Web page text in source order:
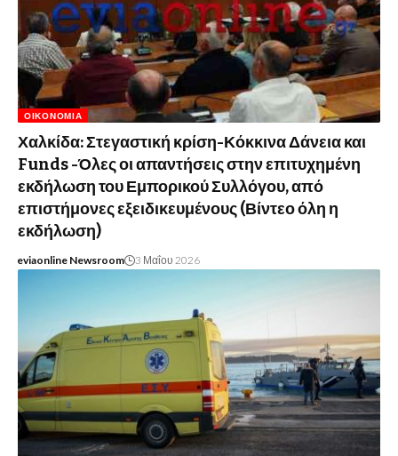
ΟΙΚΟΝΟΜΊΑ
Χαλκίδα: Στεγαστική κρίση-Κόκκινα Δάνεια και
Funds -Όλες οι απαντήσεις στην επιτυχημένη
εκδήλωση του Εμπορικού Συλλόγου, από
επιστήμονες εξειδικευμένους (Βίντεο όλη η
εκδήλωση)
eviaonline Newsroom 3 Μαΐου 2026